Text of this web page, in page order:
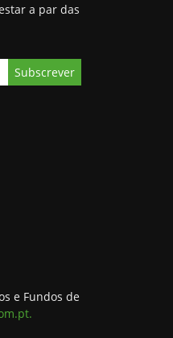
a par das
e Fundos de